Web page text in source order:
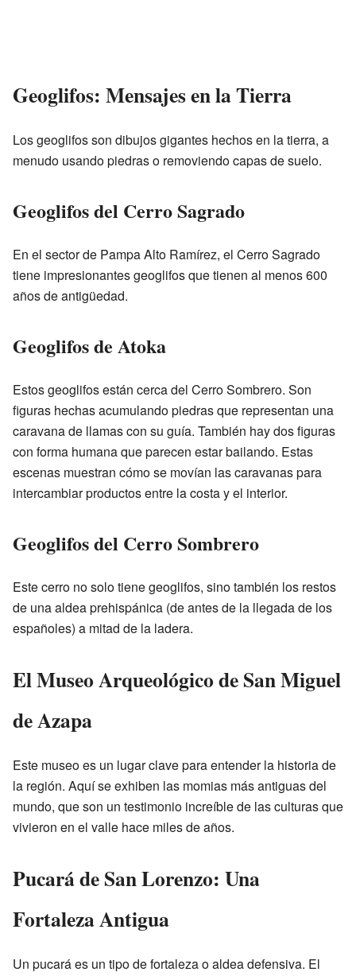
Geoglifos: Mensajes en la Tierra
Los geoglifos son dibujos gigantes hechos en la tierra, a
menudo usando piedras o removiendo capas de suelo.
Geoglifos del Cerro Sagrado
En el sector de Pampa Alto Ramírez, el Cerro Sagrado
tiene impresionantes geoglifos que tienen al menos 600
años de antigüedad.
Geoglifos de Atoka
Estos geoglifos están cerca del Cerro Sombrero. Son
figuras hechas acumulando piedras que representan una
caravana de llamas con su guía. También hay dos figuras
con forma humana que parecen estar bailando. Estas
escenas muestran cómo se movían las caravanas para
intercambiar productos entre la costa y el interior.
Geoglifos del Cerro Sombrero
Este cerro no solo tiene geoglifos, sino también los restos
de una aldea prehispánica (de antes de la llegada de los
españoles) a mitad de la ladera.
El Museo Arqueológico de San Miguel
de Azapa
Este museo es un lugar clave para entender la historia de
la región. Aquí se exhiben las momias más antiguas del
mundo, que son un testimonio increíble de las culturas que
vivieron en el valle hace miles de años.
Pucará de San Lorenzo: Una
Fortaleza Antigua
Un pucará es un tipo de fortaleza o aldea defensiva. El